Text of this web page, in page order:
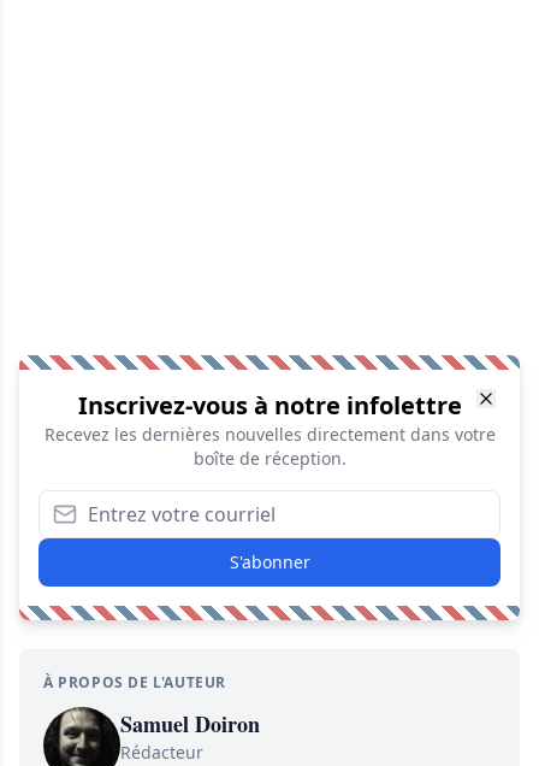
Inscrivez-vous à notre infolettre
Recevez les dernières nouvelles directement dans votre
boîte de réception.
S'abonner
À PROPOS DE L'AUTEUR
Samuel Doiron
Rédacteur